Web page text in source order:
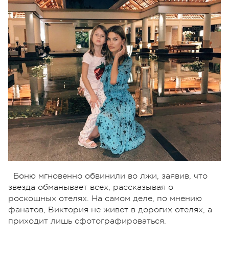
Боню мгновенно обвинили во лжи, заявив, что
звезда обманывает всех, рассказывая о
роскошных отелях. На самом деле, по мнению
фанатов, Виктория не живет в дорогих отелях, а
приходит лишь сфотографироваться.